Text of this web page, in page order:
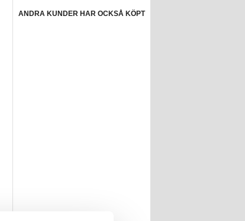
ANDRA KUNDER HAR OCKSÅ KÖPT